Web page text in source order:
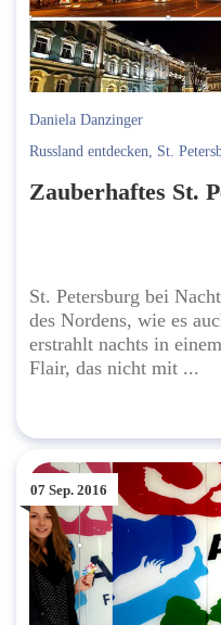
Daniela Danzinger
Russland entdecken, St.
Zauberhaftes St.
St. Petersburg bei
des Nordens, wie es
erstrahlt nachts in
Flair, das nicht mit ...
07 Sep. 2016